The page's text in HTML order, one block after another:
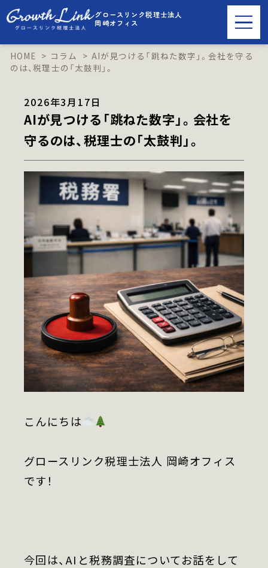
グロースリンク税理士法人
岡崎オフィス
ご相談・お問い合わせはこちら
事業内容
税理士顧問
財務支援
IPO支援
M＆A支援
起業家支援
相続・事業承継・後継者支援
医院開業支援(医科)
HOME コラム
AIが見つける「跳ねた数字」。会社を守る
のは、税理士の「太鼓判」。
2026年3月17日
AIが見つける「跳ねた数字」。会社を
守るのは、税理士の「太鼓判」。
こんにちは
グロースリンク税理士法人 岡崎オフィス
です！
今回は、AIと税務調査についてお話をして